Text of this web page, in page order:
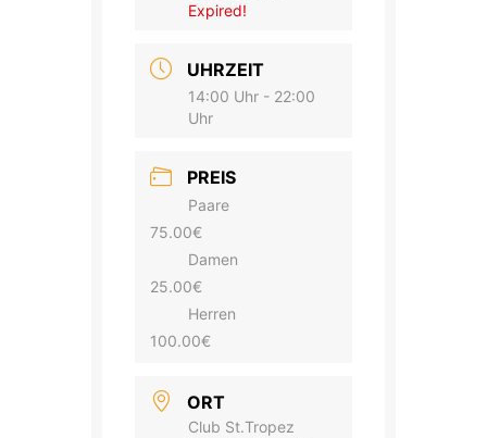
Expired!
UHRZEIT
14:00 Uhr - 22:00
Uhr
PREIS
Paare
75.00€
Damen
25.00€
Herren
100.00€
ORT
Club St.Tropez